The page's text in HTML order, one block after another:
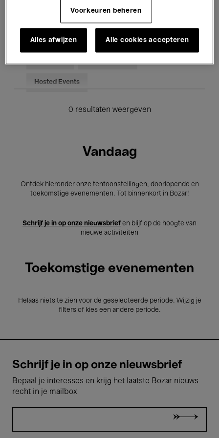
Voor iedereen Kids’ Palace
Hosted Events
0 resultaten weergeven
Vandaag
Ontdek hieronder onze tentoonstellingen, doorlopende en
toekomstige evenementen. Tot binnenkort in Bozar!
Schrijf je in op onze nieuwsbrief en blijf op de hoogte van
nieuwe activiteiten
Toekomstige evenementen
Helaas niets te zien voor de geselecteerde periode. Wijzig je
filters of kies een andere periode.
Schrijf je in op onze nieuwsbrief
Bepaal je interesses en krijg het laatste Bozar nieuws
recht in je mailbox
Voorkeuren beheren
Alles afwijzen Alle cookies accepteren